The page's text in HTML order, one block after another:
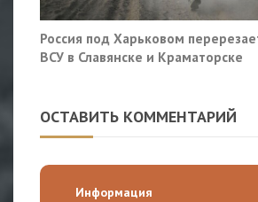
Россия под Харьковом
ВСУ в Славянске и Краматорске
ОСТАВИТЬ КОММЕНТАРИЙ
Информация